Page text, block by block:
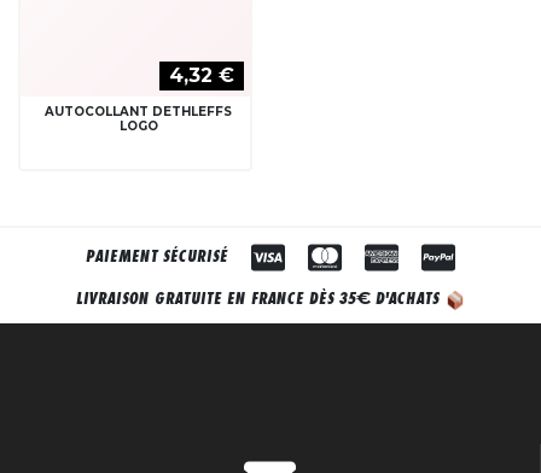
4,32 €
AUTOCOLLANT DETHLEFFS
LOGO
PAIEMENT SÉCURISÉ
LIVRAISON GRATUITE EN FRANCE DÈS 35€ D'ACHATS